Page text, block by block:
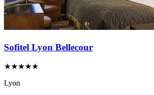
Sofitel Lyon Bellecour
★★★★★
Lyon